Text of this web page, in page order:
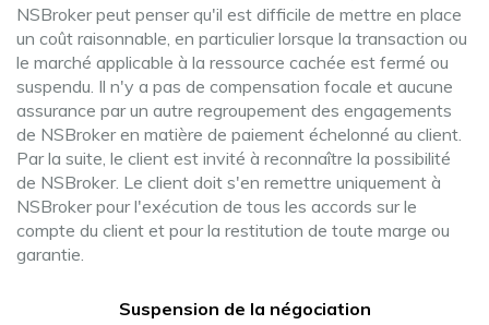
NSBroker peut penser qu'il est difficile de mettre en place
un coût raisonnable, en particulier lorsque la transaction ou
le marché applicable à la ressource cachée est fermé ou
suspendu. Il n'y a pas de compensation focale et aucune
assurance par un autre regroupement des engagements
de NSBroker en matière de paiement échelonné au client.
Par la suite, le client est invité à reconnaître la possibilité
de NSBroker. Le client doit s'en remettre uniquement à
NSBroker pour l'exécution de tous les accords sur le
compte du client et pour la restitution de toute marge ou
garantie.
Suspension de la négociation